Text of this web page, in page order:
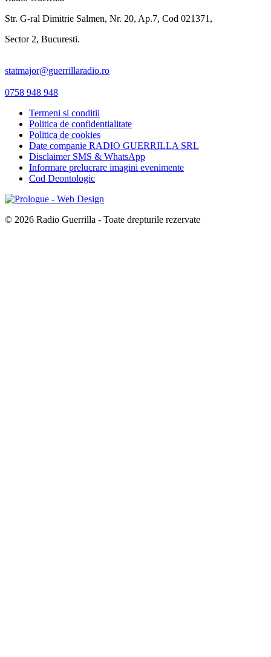
Str. G-ral Dimitrie Salmen, Nr. 20, Ap.7, Cod 021371,
Sector 2, Bucuresti.
statmajor@guerrillaradio.ro
0758 948 948
Termeni si conditii
Politica de confidentialitate
Politica de cookies
Date companie RADIO GUERRILLA SRL
Disclaimer SMS & WhatsApp
Informare prelucrare imagini evenimente
Cod Deontologic
© 2026 Radio Guerrilla - Toate drepturile rezervate